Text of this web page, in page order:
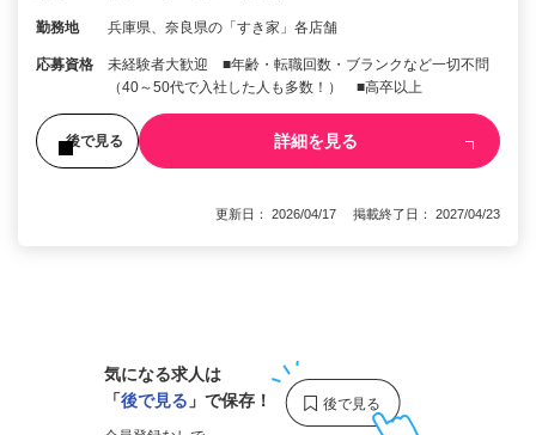
勤務地 兵庫県、奈良県の「すき家」各店舗
応募資格
未経験者大歓迎 ■年齢・転職回数・ブランクなど一切不問
（40～50代で入社した人も多数！） ■高卒以上
後で見る 詳細を見る
更新日： 2026/04/17 掲載終了日： 2027/04/23
気になる求人は
「後で見る 」で保存！